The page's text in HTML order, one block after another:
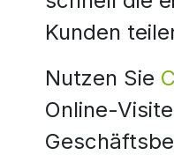
Kunden
Nutzen Sie
Online-